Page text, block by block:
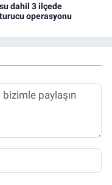
dahil 3 ilçede
operasyonu